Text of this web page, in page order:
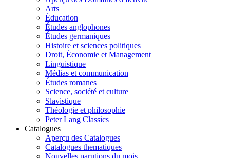
Arts
Éducation
Études anglophones
Études germaniques
Histoire et sciences politiques
Droit, Économie et Management
Linguistique
Médias et communication
Études romanes
Science, société et culture
Slavistique
Théologie et philosophie
Peter Lang Classics
Catalogues
Aperçu des Catalogues
Catalogues thematiques
Nouvelles parutions du mois